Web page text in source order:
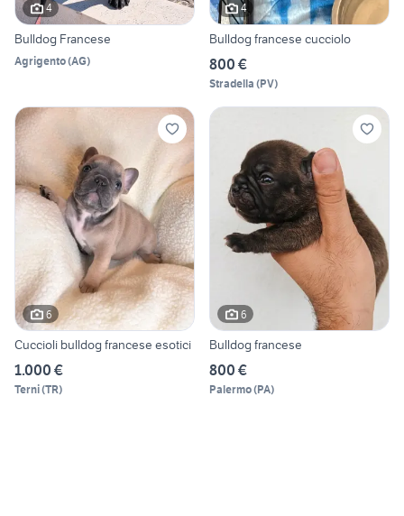
4
Bulldog Francese
Agrigento(AG)
4
Bulldog francese cucciolo
800 €
Stradella (PV)
6
Cuccioli bulldog francese esotici
1.000 €
Terni(TR)
6
Bulldog francese
800 €
Palermo(PA)